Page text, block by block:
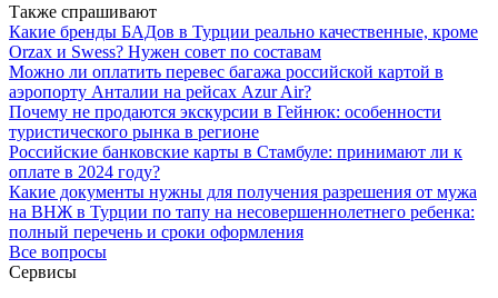
Также спрашивают
Какие бренды БАДов в Турции реально качественные, кроме
Orzax и Swess? Нужен совет по составам
Можно ли оплатить перевес багажа российской картой в
аэропорту Анталии на рейсах Azur Air?
Почему не продаются экскурсии в Гейнюк: особенности
туристического рынка в регионе
Российские банковские карты в Стамбуле: принимают ли к
оплате в 2024 году?
Какие документы нужны для получения разрешения от мужа
на ВНЖ в Турции по тапу на несовершеннолетнего ребенка:
полный перечень и сроки оформления
Все вопросы
Сервисы